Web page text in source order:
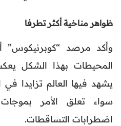
ظواهر مناخية أكثر تطرفا
وأكد مرصد “كوبرنيكوس”
المحيطات بهذا الشكل
يشهد فيها العالم تزايدا في
سواء تعلق الأمر
اضطرابات التساقطات.